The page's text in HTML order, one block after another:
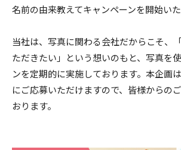
名前の由来教えてキャンペーンを開始いた
当社は、写真に関わる会社だからこそ、
ただきたい」という想いのもと、写真を
ンを定期的に実施しております。本企画
にご応募いただけますので、皆様からの
おります。